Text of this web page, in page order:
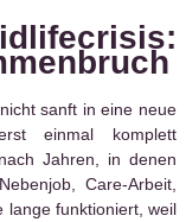
sanft in eine neue
einmal komplett
Jahren, in denen
Care-Arbeit,
lange funktioniert, weil